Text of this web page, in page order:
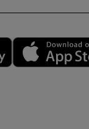
Play market
page:page:
YouTube channel: